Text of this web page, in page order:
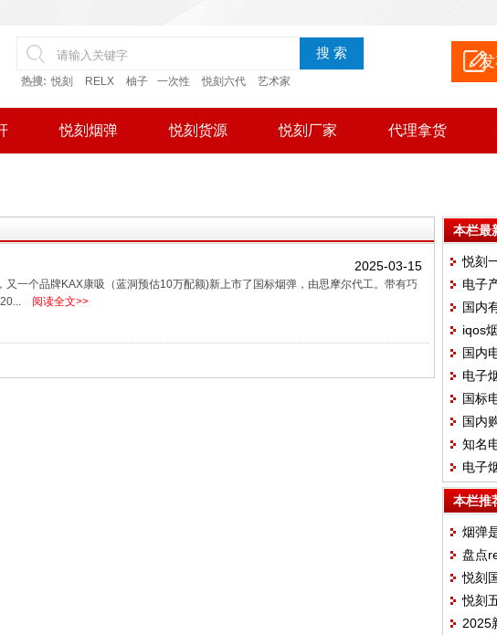
搜 索
热搜: 悦刻 RELX 柚子 一次性 悦刻六代 艺术家
发
悦刻烟弹 悦刻货源 悦刻厂家 代理拿货
2025-03-15
一个品牌KAX康吸（蓝洞预估10万配额)新上市了国标烟弹，由思摩尔代工。带有巧
阅读全文>>
本栏最
悦刻
不出
电子
是什
国内
子烟
iqos
使用?
国内
品牌
电子
统一
国标
好抽?
国内
找
知名
电子
电子
抽到
本栏推
烟弹
盘点
榜！
悦刻
悦刻
2025